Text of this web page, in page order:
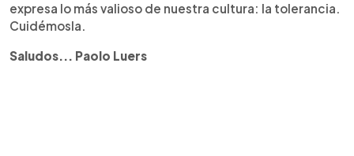
expresa lo más valioso de nuestra cultura: la tolerancia.
Cuidémosla.
Saludos... Paolo Luers